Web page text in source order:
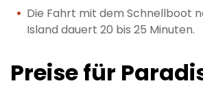
Die Fahrt mit dem Schnellboot
Island dauert 20 bis 25 Minuten.
Preise für